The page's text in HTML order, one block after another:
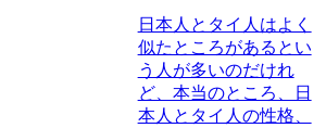
日本人とタイ人はよく
似たところがあるとい
う人が多いのだけれ
ど、本当のところ、日
本人とタイ人の性格、